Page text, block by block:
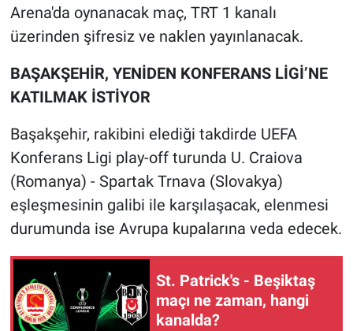
Arena'da oynanacak maç, TRT 1 kanalı
üzerinden şifresiz ve naklen yayınlanacak.
BAŞAKŞEHİR, YENİDEN KONFERANS LİGİ’NE
KATILMAK İSTİYOR
Başakşehir, rakibini elediği takdirde UEFA
Konferans Ligi play-off turunda U. Craiova
(Romanya) - Spartak Trnava (Slovakya)
eşleşmesinin galibi ile karşılaşacak, elenmesi
durumunda ise Avrupa kupalarına veda edecek.
St. Patrick's - Beşiktaş
maçı ne zaman, hangi
kanalda?
Sağlık
Spor
Türkiye'nin Geleceği
Türkiye'nin Gündemi
Yerel Gündem
Yerel Yaşam
Canlı Yayın